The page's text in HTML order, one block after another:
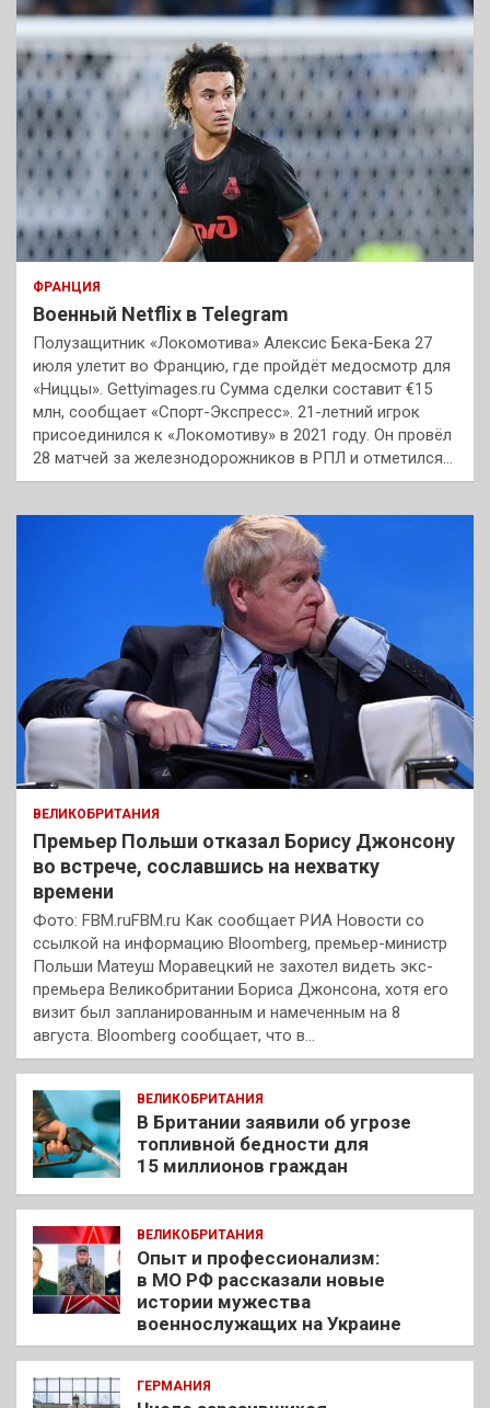
ФРАНЦИЯ
Военный Netflix в Telegram
Полузащитник «Локомотива» Алексис Бека-Бека 27
июля улетит во Францию, где пройдёт медосмотр для
«Ниццы». Gettyimages.ru Сумма сделки составит €15
млн, сообщает «Спорт-Экспресс». 21-летний игрок
присоединился к «Локомотиву» в 2021 году. Он провёл
28 матчей за железнодорожников в РПЛ и отметился…
ВЕЛИКОБРИТАНИЯ
Премьер Польши отказал Борису Джонсону
во встрече, сославшись на нехватку
времени
Фото: FBM.ruFBM.ru Как сообщает РИА Новости со
ссылкой на информацию Bloomberg, премьер-министр
Польши Матеуш Моравецкий не захотел видеть экс-
премьера Великобритании Бориса Джонсона, хотя его
визит был запланированным и намеченным на 8
августа. Bloomberg сообщает, что в…
ВЕЛИКОБРИТАНИЯ
В Британии заявили об угрозе
топливной бедности для
15 миллионов граждан
ВЕЛИКОБРИТАНИЯ
Опыт и профессионализм:
в МО РФ рассказали новые
истории мужества
военнослужащих на Украине
ГЕРМАНИЯ